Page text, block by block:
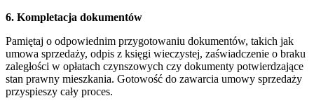
6. Kompletacja dokumentów
Pamiętaj o odpowiednim przygotowaniu dokumentów, takich jak
umowa sprzedaży, odpis z księgi wieczystej, zaświadczenie o braku
zaległości w opłatach czynszowych czy dokumenty potwierdzające
stan prawny mieszkania. Gotowość do zawarcia umowy sprzedaży
przyspieszy cały proces.